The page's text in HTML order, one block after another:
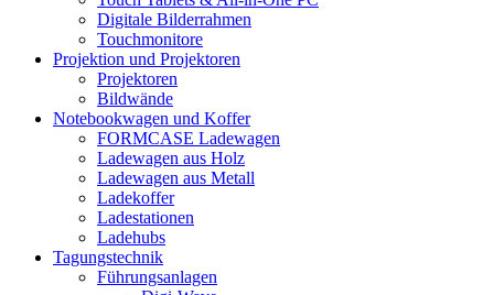
Digitale Bilderrahmen
Touchmonitore
Projektion und Projektoren
Projektoren
Bildwände
Notebookwagen und Koffer
FORMCASE Ladewagen
Ladewagen aus Holz
Ladewagen aus Metall
Ladekoffer
Ladestationen
Ladehubs
Tagungstechnik
Führungsanlagen